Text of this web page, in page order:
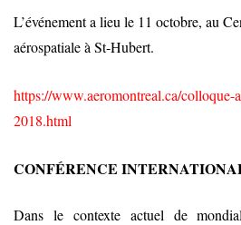
L’événement a lieu le 11 octobre, au
aérospatiale à St-Hubert.
https://www.aeromontreal.ca/colloque-
2018.html
CONFÉRENCE
Dans le contexte actuel de